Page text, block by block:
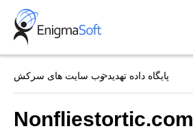
Skip
content
پایگاه داده تهدید وب سایت های سرکش
Nonfliestortic.com